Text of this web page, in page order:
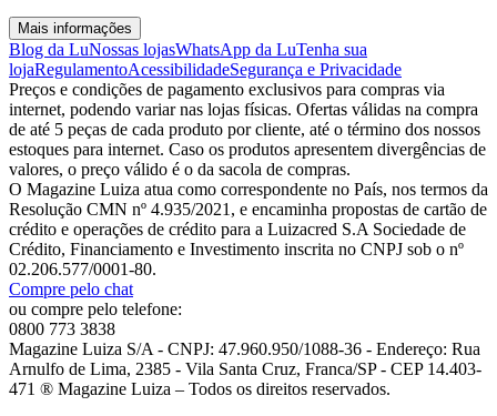
Mais informações
Blog da LuNossas lojasWhatsApp da LuTenha sua
lojaRegulamentoAcessibilidadeSegurança e Privacidade
Preços e condições de pagamento exclusivos para compras via
internet, podendo variar nas lojas físicas. Ofertas válidas na compra
de até 5 peças de cada produto por cliente, até o término dos nossos
estoques para internet. Caso os produtos apresentem divergências de
valores, o preço válido é o da sacola de compras.
O Magazine Luiza atua como correspondente no País, nos termos da
Resolução CMN nº 4.935/2021, e encaminha propostas de cartão de
crédito e operações de crédito para a Luizacred S.A Sociedade de
Crédito, Financiamento e Investimento inscrita no CNPJ sob o nº
02.206.577/0001-80.
Compre pelo chat
ou compre pelo telefone:
0800 773 3838
Magazine Luiza S/A - CNPJ: 47.960.950/1088-36 - Endereço: Rua
Arnulfo de Lima, 2385 - Vila Santa Cruz, Franca/SP - CEP 14.403-
471 ® Magazine Luiza – Todos os direitos reservados.